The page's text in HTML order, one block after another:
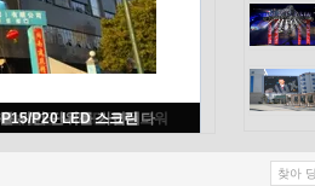
시 잘 고정된 임명